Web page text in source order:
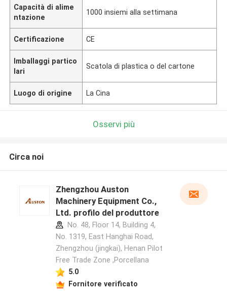
Lasciate un messaggio
Ti richiameremo presto!
Capacità di alime
ntazione
1000 insiemi alla settimana
Certificazione CE
Imballaggi partico
lari
Scatola di plastica o del cartone
Luogo di origine La Cina
Osservi più
Circa noi
Zhengzhou Auston
Machinery Equipment Co.,
Ltd. profilo del produttore
No. 48, Floor 14, Building 4,
No. 1319, East Hanghai Road,
Zhengzhou (jingkai), Henan Pilot
Free Trade Zone ,Porcellana
5.0
Fornitore verificato